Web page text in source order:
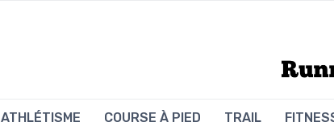
ATHLÉTISME COURSE À PIED TRAIL